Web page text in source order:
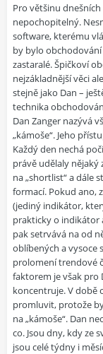
Pro většinu
nepochopitelný.
software, kterému
by bylo
zastaralé. Špičkoví
nejzákladnější věci
stejně jako Dan –
technika
Dan Zanger nazývá
„kámoše“. Jeho
Každý den nechá
právě udělaly nějaký
na „shortlist“ a dále
formací. Pokud ano,
(jediný indikátor,
prakticky o indikátor
pak setrvává na od
oblíbených a
prolomení trendové
faktorem je však pro
koncentruje. V době
promluvit, protože
na „kámoše“. Dan
co. Jsou dny, kdy ze
jsou celé týdny i